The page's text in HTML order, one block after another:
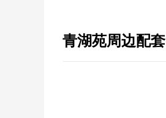
青湖苑周边配套